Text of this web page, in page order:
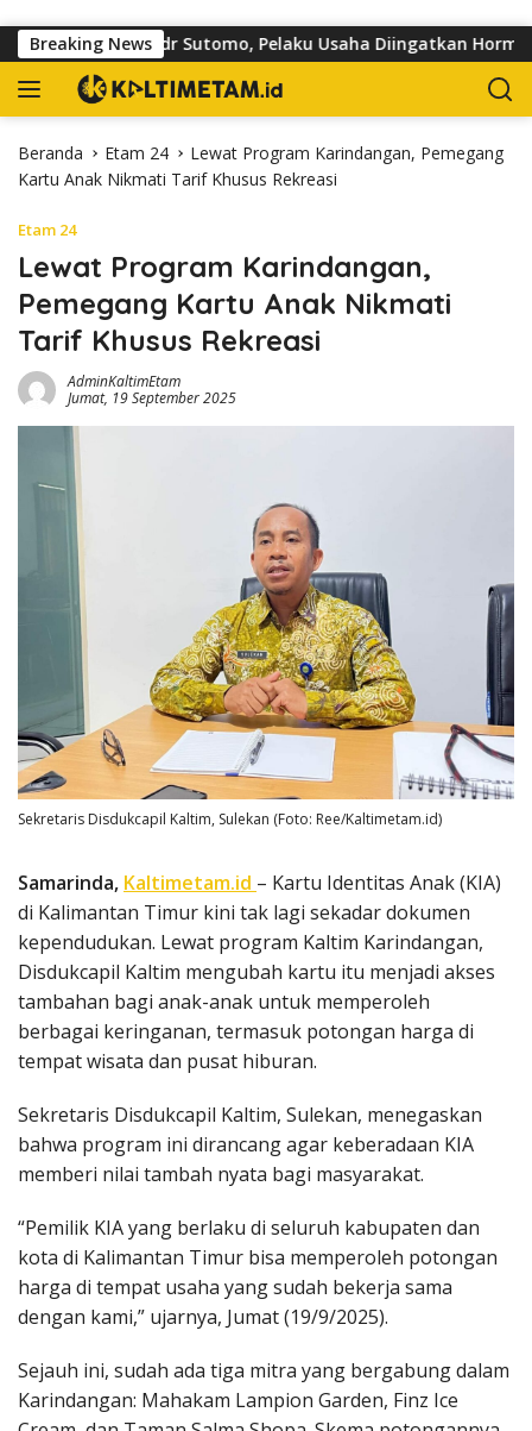
Breaking News
di Jalan dr Sutomo, Pelaku Usaha Diingatkan Hormati Hak
Beranda Etam 24
Lewat Program Karindangan, Pemegang
Kartu Anak Nikmati Tarif Khusus Rekreasi
Etam 24
Lewat Program Karindangan,
Pemegang Kartu Anak Nikmati
Tarif Khusus Rekreasi
AdminKaltimEtam
Jumat, 19 September 2025
Sekretaris Disdukcapil Kaltim, Sulekan (Foto: Ree/Kaltimetam.id)
Samarinda, Kaltimetam.id – Kartu Identitas Anak (KIA)
di Kalimantan Timur kini tak lagi sekadar dokumen
kependudukan. Lewat program Kaltim Karindangan,
Disdukcapil Kaltim mengubah kartu itu menjadi akses
tambahan bagi anak-anak untuk memperoleh
berbagai keringanan, termasuk potongan harga di
tempat wisata dan pusat hiburan.
Sekretaris Disdukcapil Kaltim, Sulekan, menegaskan
bahwa program ini dirancang agar keberadaan KIA
memberi nilai tambah nyata bagi masyarakat.
“Pemilik KIA yang berlaku di seluruh kabupaten dan
kota di Kalimantan Timur bisa memperoleh potongan
harga di tempat usaha yang sudah bekerja sama
dengan kami,” ujarnya, Jumat (19/9/2025).
Sejauh ini, sudah ada tiga mitra yang bergabung dalam
Karindangan: Mahakam Lampion Garden, Finz Ice